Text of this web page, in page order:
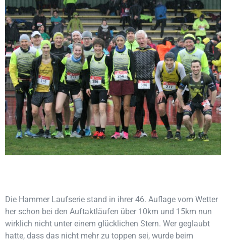
Die Hammer Laufserie stand in ihrer 46. Auflage vom Wetter
her schon bei den Auftaktläufen über 10km und 15km nun
wirklich nicht unter einem glücklichen Stern. Wer geglaubt
hatte, dass das nicht mehr zu toppen sei, wurde beim